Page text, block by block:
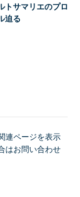
トサマリエのプロ
迫る
連ページを表示
はお問い合わせ